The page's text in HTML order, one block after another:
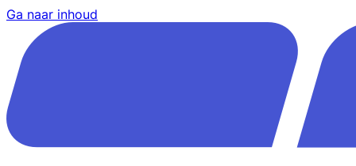
Ga naar inhoud